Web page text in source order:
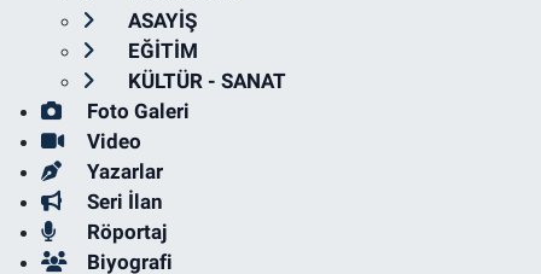
ASAYİŞ
EĞİTİM
KÜLTÜR - SANAT
Foto Galeri
Video
Yazarlar
Seri İlan
Röportaj
Biyografi